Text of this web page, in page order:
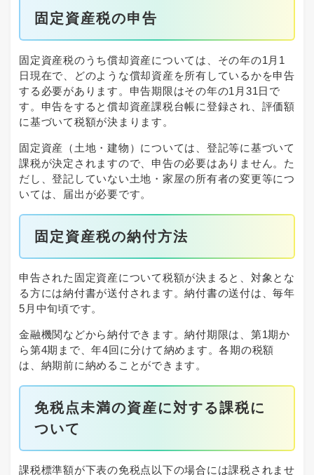
固定資産税の申告
固定資産税のうち償却資産については、その年の1月1
日現在で、どのような償却資産を所有しているかを申告
する必要があります。申告期限はその年の1月31日で
す。申告をすると償却資産課税台帳に登録され、評価額
に基づいて税額が決まります。
固定資産（土地・建物）については、登記等に基づいて
課税が決定されますので、申告の必要はありません。た
だし、登記していない土地・家屋の所有者の変更等につ
いては、届出が必要です。
固定資産税の納付方法
申告された固定資産について税額が決まると、対象とな
る方には納付書が送付されます。納付書の送付は、毎年
5月中旬頃です。
金融機関などから納付できます。納付期限は、第1期か
ら第4期まで、年4回に分けて納めます。各期の税額
は、納期前に納めることができます。
免税点未満の資産に対する課税に
ついて
課税標準額が下表の免税点以下の場合には課税されませ